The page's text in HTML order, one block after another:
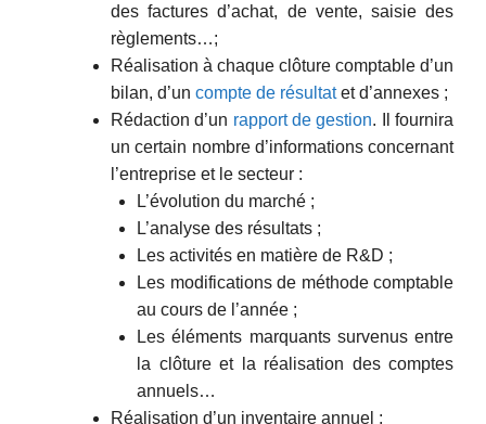
des factures d’achat, de vente, saisie des
règlements…;
Réalisation à chaque clôture comptable d’un
bilan, d’un compte de résultatet d’annexes ;
Rédaction d’un rapport de gestion. Il fournira
un certain nombre d’informations concernant
l’entreprise et le secteur :
L’évolution du marché ;
L’analyse des résultats ;
Les activités en matière de R&D ;
Les modifications de méthode comptable
au cours de l’année ;
Les éléments marquants survenus entre
la clôture et la réalisation des comptes
annuels…
Réalisation d’un inventaire annuel ;